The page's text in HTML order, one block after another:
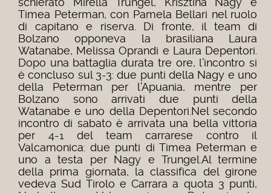
Timea Peterman, con Pamela Bellari nel ruolo
di capitano e riserva. Di fronte, il team di
Bolzano opponeva la brasiliana Laura
Watanabe, Melissa Oprandi e Laura Depentori.
Dopo una battaglia durata tre ore, l’incontro si
è concluso sul 3-3: due punti della Nagy e uno
della Peterman per l’Apuania, mentre per
Bolzano sono arrivati due punti della
Watanabe e uno della Depentori.Nel secondo
incontro di sabato è arrivata una bella vittoria
per 4-1 del team carrarese contro il
Valcamonica: due punti di Timea Peterman e
uno a testa per Nagy e Trungel.Al termine
della prima giornata, la classifica del girone
vedeva Sud Tirolo e Carrara a quota 3 punti,